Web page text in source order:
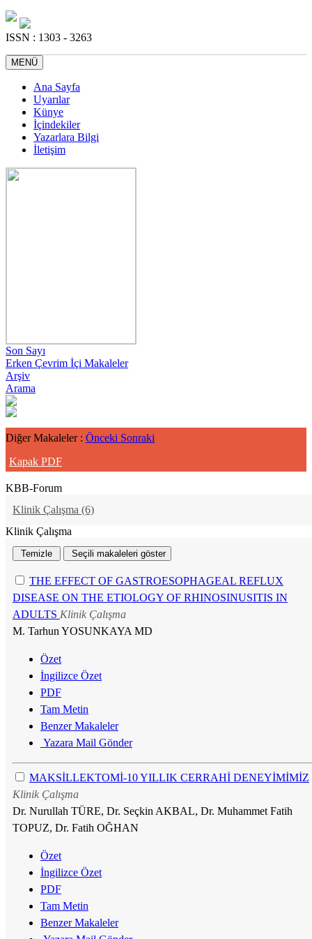
ISSN : 1303 - 3263
MENÜ
Ana Sayfa
Uyarılar
Künye
İçindekiler
Yazarlara Bilgi
İletişim
Son Sayı
Erken Çevrim İçi Makaleler
Arşiv
Arama
Diğer Makaleler : Önceki Sonraki
Kapak PDF
KBB-Forum
Klinik Çalışma (6)
Klinik Çalışma
THE EFFECT OF GASTROESOPHAGEAL REFLUX
DISEASE ON THE ETIOLOGY OF RHINOSINUSITIS IN
ADULTS Klinik Çalışma
M. Tarhun YOSUNKAYA MD
Özet
İngilizce Özet
PDF
Tam Metin
Benzer Makaleler
Yazara Mail Gönder
MAKSİLLEKTOMİ-10 YILLIK CERRAHİ DENEYİMİMİZ
Klinik Çalışma
Dr. Nurullah TÜRE, Dr. Seçkin AKBAL, Dr. Muhammet Fatih
TOPUZ, Dr. Fatih OĞHAN
Özet
İngilizce Özet
PDF
Tam Metin
Benzer Makaleler